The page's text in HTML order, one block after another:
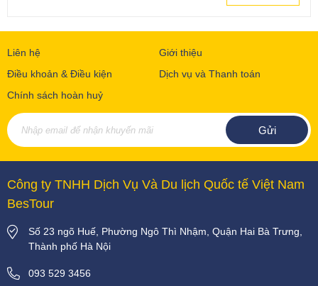
Liên hệ
Giới thiệu
Điều khoản & Điều kiện
Dịch vụ và Thanh toán
Chính sách hoàn huỷ
Công ty TNHH Dịch Vụ Và Du lịch Quốc tế Việt Nam
BesTour
Số 23 ngõ Huế, Phường Ngô Thì Nhậm, Quận Hai Bà Trưng,
Thành phố Hà Nội
093 529 3456